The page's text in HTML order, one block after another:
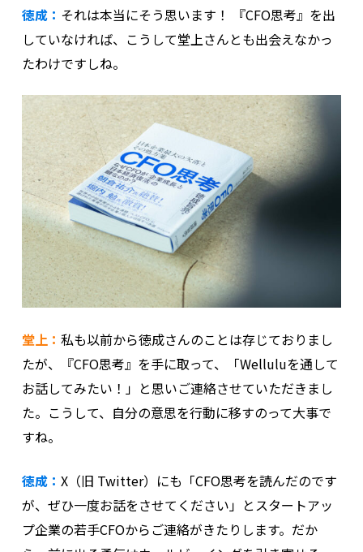
徳成： それは本当にそう思います！ 『CFO思考』を出
していなければ、こうして堂上さんとも出会えなかっ
たわけですしね。
堂上： 私も以前から徳成さんのことは存じておりまし
たが、『CFO思考』を手に取って、「Welluluを通して
お話してみたい！」と思いご連絡させていただきまし
た。こうして、自分の意思を行動に移すのって大事で
すね。
徳成： X（旧 Twitter）にも「CFO思考を読んだのです
が、ぜひ一度お話をさせてください」とスタートアッ
プ企業の若手CFOからご連絡がきたりします。だか